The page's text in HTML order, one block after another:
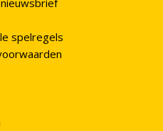
spelregels